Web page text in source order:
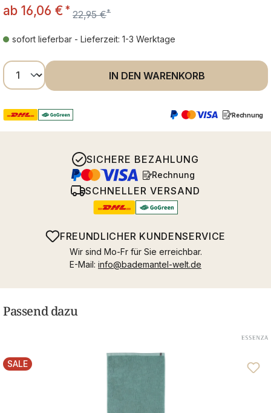
ab 16,06 € * 22,95 €*
sofort lieferbar - Lieferzeit: 1-3 Werktage
Produkt Anzahl: Gib den gewünschten
IN DEN WARENKORB
Rechnung
SICHERE BEZAHLUNG
Rechnung
SCHNELLER VERSAND
FREUNDLICHER KUNDENSERVICE
Wir sind Mo-Fr für Sie erreichbar.
E-Mail: info@bademantel-welt.de
Passend dazu
RABATT
SALE